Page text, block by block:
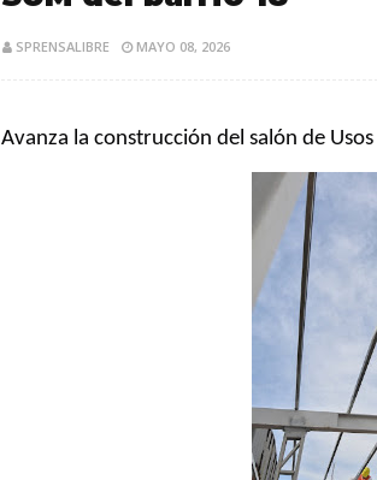
SPRENSALIBRE MAYO 08, 2026
Avanza la construcción del salón de